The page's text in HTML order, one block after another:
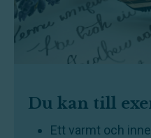
Du kan till
Ett varmt och